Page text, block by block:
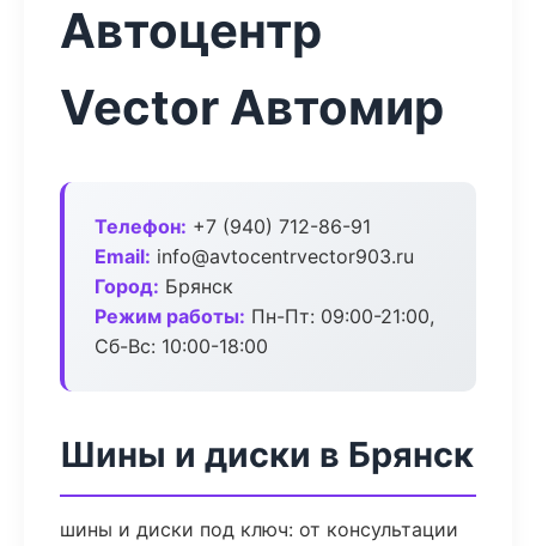
Автоцентр
Vector Автомир
Телефон: +7 (940) 712-86-91
Email: info@avtocentrvector903.ru
Город: Брянск
Режим работы: Пн-Пт: 09:00-21:00,
Сб-Вс: 10:00-18:00
Шины и диски в Брянск
шины и диски под ключ: от консультации